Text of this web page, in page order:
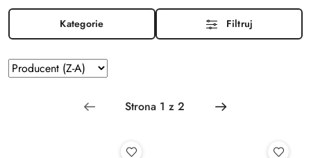
Kategorie Filtruj
Zastosowano
sortowanie:
Sortuj
według